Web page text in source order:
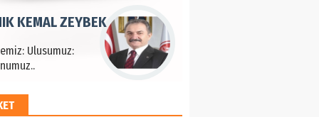
Ulusumuz:
KEMAL ZEYBEK
HAYRİ PEKER